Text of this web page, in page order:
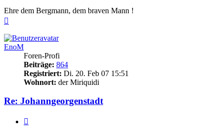
Ehre dem Bergmann, dem braven Mann !
EnoM
Foren-Profi
Beiträge: 864
Registriert: Di. 20. Feb 07 15:51
Wohnort: der Miriquidi
Re: Johanngeorgenstadt